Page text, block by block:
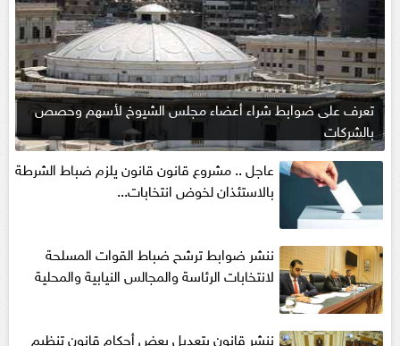
تعرف على ضوابط شراء أعضاء مجلس الشيوخ لأسهم وحصص
بالشركات
عاجل .. مشروع قانون قانون يلزم ضباط الشرطة
بالاستئذان لخوض انتخابات...
ننشر ضوابط ترشح ضباط القوات المسلحة
لانتخابات الرئاسة والمجالس النيابية والمحلية‎
ننشر قانون بتعديل بعض أحكام قانون تنظيم